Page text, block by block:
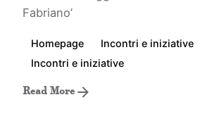
Fabriano’
Homepage
Incontri e iniziative
Incontri e iniziative
Read More